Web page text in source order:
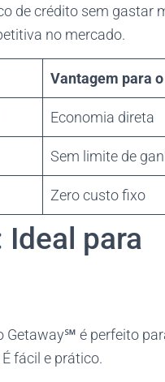
de crédito sem gastar
no mercado.
Vantagem para
Economia direta
Sem limite de
Zero custo fixo
Ideal para
Getaway℠ é perfeito
fácil e prático.